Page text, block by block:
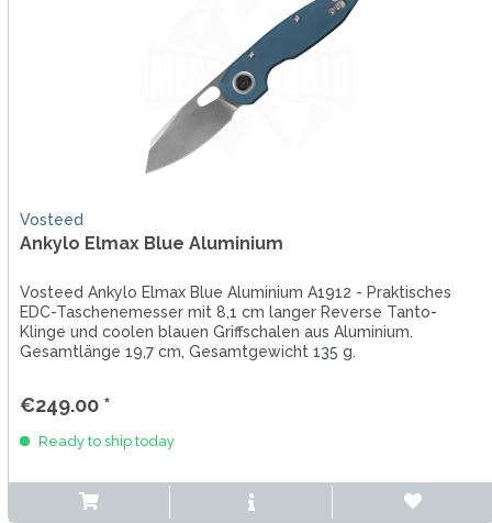
Vosteed
Ankylo Elmax Blue Aluminium
Vosteed Ankylo Elmax Blue Aluminium A1912 - Praktisches
EDC-Taschenemesser mit 8,1 cm langer Reverse Tanto-
Klinge und coolen blauen Griffschalen aus Aluminium.
Gesamtlänge 19,7 cm, Gesamtgewicht 135 g.
€249.00 *
Ready to ship today